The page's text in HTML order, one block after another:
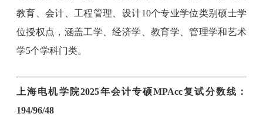
教育、会计、工程管理、设计10个专业学位类别硕士学
位授权点，涵盖工学、经济学、教育学、管理学和艺术
学5个学科门类。
上海电机学院2025年会计专硕MPAcc复试分数线：
194/96/48